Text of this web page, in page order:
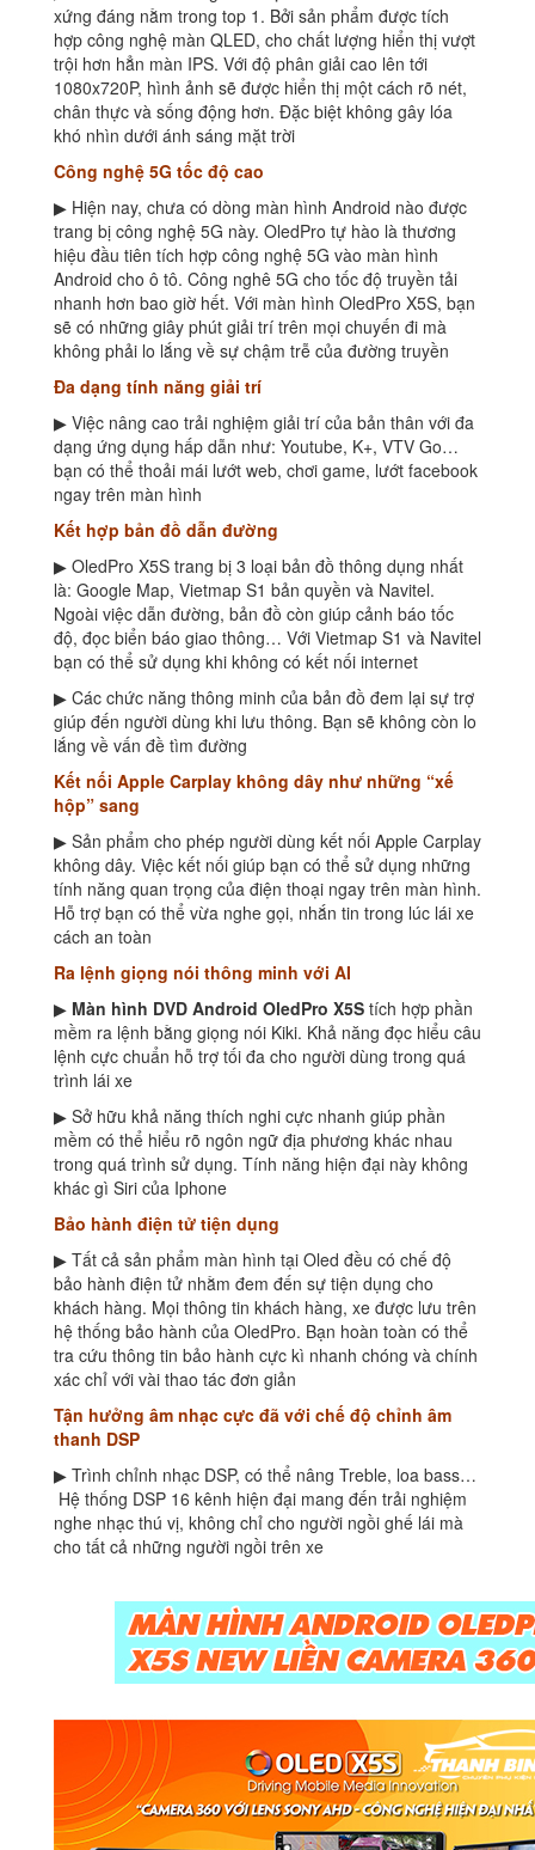
xứng đáng nằm trong top 1. Bởi sản phẩm được tích
hợp công nghệ màn QLED, cho chất lượng hiển thị vượt
trội hơn hẳn màn IPS. Với độ phân giải cao lên tới
1080x720P, hình ảnh sẽ được hiển thị một cách rõ nét,
chân thực và sống động hơn. Đặc biệt không gây lóa
khó nhìn dưới ánh sáng mặt trời
Công nghệ 5G tốc độ cao
▶ Hiện nay, chưa có dòng màn hình Android nào được
trang bị công nghệ 5G này. OledPro tự hào là thương
hiệu đầu tiên tích hợp công nghệ 5G vào màn hình
Android cho ô tô. Công nghê 5G cho tốc độ truyền tải
nhanh hơn bao giờ hết. Với màn hình OledPro X5S, bạn
sẽ có những giây phút giải trí trên mọi chuyến đi mà
không phải lo lắng về sự chậm trễ của đường truyền
Đa dạng tính năng giải trí
▶ Việc nâng cao trải nghiệm giải trí của bản thân với đa
dạng ứng dụng hấp dẫn như: Youtube, K+, VTV Go…
bạn có thể thoải mái lướt web, chơi game, lướt facebook
ngay trên màn hình
Kết hợp bản đồ dẫn đường
▶ OledPro X5S trang bị 3 loại bản đồ thông dụng nhất
là: Google Map, Vietmap S1 bản quyền và Navitel.
Ngoài việc dẫn đường, bản đồ còn giúp cảnh báo tốc
độ, đọc biển báo giao thông… Với Vietmap S1 và Navitel
bạn có thể sử dụng khi không có kết nối internet
▶ Các chức năng thông minh của bản đồ đem lại sự trợ
giúp đến người dùng khi lưu thông. Bạn sẽ không còn lo
lắng về vấn đề tìm đường
Kết nối Apple Carplay không dây như những “xế
hộp” sang
▶ Sản phẩm cho phép người dùng kết nối Apple Carplay
không dây. Việc kết nối giúp bạn có thể sử dụng những
tính năng quan trọng của điện thoại ngay trên màn hình.
Hỗ trợ bạn có thể vừa nghe gọi, nhắn tin trong lúc lái xe
cách an toàn
Ra lệnh giọng nói thông minh với AI
▶ Màn hình DVD Android OledPro X5S tích hợp phần
mềm ra lệnh bằng giọng nói Kiki. Khả năng đọc hiểu câu
lệnh cực chuẩn hỗ trợ tối đa cho người dùng trong quá
trình lái xe
▶ Sở hữu khả năng thích nghi cực nhanh giúp phần
mềm có thể hiểu rõ ngôn ngữ địa phương khác nhau
trong quá trình sử dụng. Tính năng hiện đại này không
khác gì Siri của Iphone
Bảo hành điện tử tiện dụng
▶ Tất cả sản phẩm màn hình tại Oled đều có chế độ
bảo hành điện tử nhằm đem đến sự tiện dụng cho
khách hàng. Mọi thông tin khách hàng, xe được lưu trên
hệ thống bảo hành của OledPro. Bạn hoàn toàn có thể
tra cứu thông tin bảo hành cực kì nhanh chóng và chính
xác chỉ với vài thao tác đơn giản
Tận hưởng âm nhạc cực đã với chế độ chỉnh âm
thanh DSP
▶ Trình chỉnh nhạc DSP, có thể nâng Treble, loa bass…
Hệ thống DSP 16 kênh hiện đại mang đến trải nghiệm
nghe nhạc thú vị, không chỉ cho người ngồi ghế lái mà
cho tất cả những người ngồi trên xe